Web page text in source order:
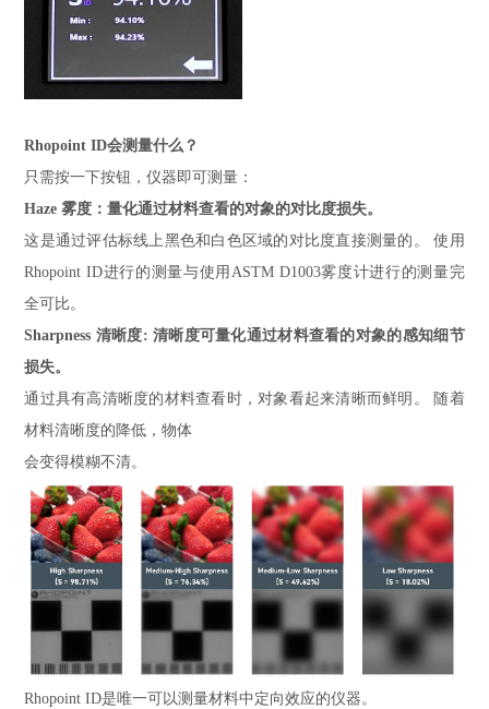
Rhopoint ID会测量什么？
只需按一下按钮，仪器即可测量：
Haze 雾度：量化通过材料查看的对象的对比度损失。
这是通过评估标线上黑色和白色区域的对比度直接测量的。 使用
Rhopoint ID进行的测量与使用ASTM D1003雾度计进行的测量完
全可比。
Sharpness 清晰度: 清晰度可量化通过材料查看的对象的感知细节
损失。
通过具有高清晰度的材料查看时，对象看起来清晰而鲜明。 随着
材料清晰度的降低，物体
会变得模糊不清。
Rhopoint ID是唯一可以测量材料中定向效应的仪器。